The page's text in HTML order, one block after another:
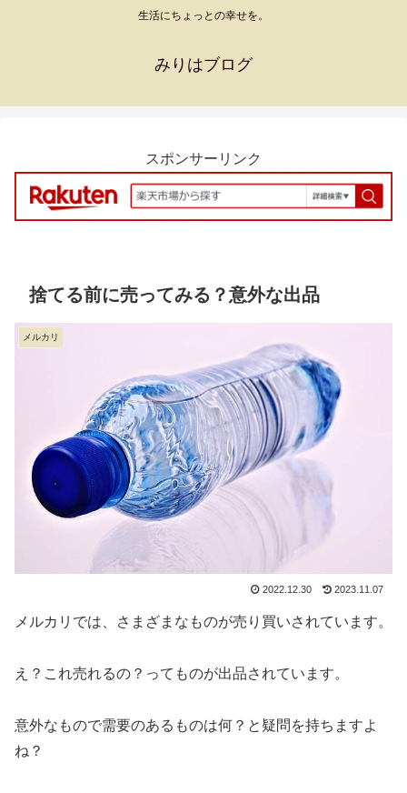
生活にちょっとの幸せを。
みりはブログ
スポンサーリンク
捨てる前に売ってみる？意外な出品
メルカリ
2022.12.30 2023.11.07
メルカリでは、さまざまなものが売り買いされています。
え？これ売れるの？ってものが出品されています。
意外なもので需要のあるものは何？と疑問を持ちますよ
ね？